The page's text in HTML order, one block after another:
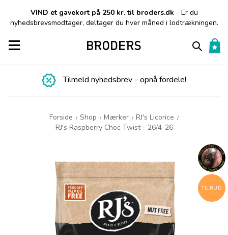
VIND et gavekort på 250 kr. til broders.dk - Er du
nyhedsbrevsmodtager, deltager du hver måned i lodtrækningen.
Toggle navigation
Tilmeld nyhedsbrev - opnå fordele!
Forside / Shop / Mærker / RJ's Licorice /
RJ's Raspberry Choc Twist - 26/4-26
TILBUD